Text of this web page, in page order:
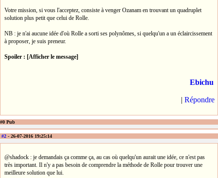
Votre mission, si vous l'acceptez, consiste à venger Ozanam en trouvant un quadruplet
solution plus petit que celui de Rolle.
NB : je n'ai aucune idée d'où Rolle a sorti ses polynômes, si quelqu'un a un éclaircissement
à proposer, je suis preneur.
Spoiler : [Afficher le message]
Ebichu
| Répondre
#0 Pub
#2 - 26-07-2016 19:25:14
@shadock : je demandais ça comme ça, au cas où quelqu'un aurait une idée, ce n'est pas
très important. Il n'y a pas besoin de comprendre la méthode de Rolle pour trouver une
meilleure solution que lui.